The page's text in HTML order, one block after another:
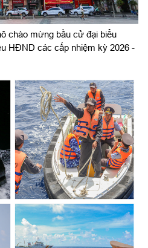
chào mừng bầu cử đại biểu
HĐND các cấp nhiệm kỳ 2026 -